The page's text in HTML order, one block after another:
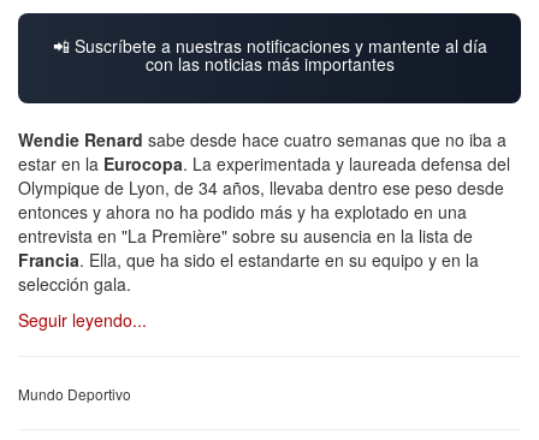
📲 Suscríbete a nuestras notificaciones y mantente al día
con las noticias más importantes
Wendie Renard sabe desde hace cuatro semanas que no iba a
estar en la Eurocopa. La experimentada y laureada defensa del
Olympique de Lyon, de 34 años, llevaba dentro ese peso desde
entonces y ahora no ha podido más y ha explotado en una
entrevista en "La Première" sobre su ausencia en la lista de
Francia. Ella, que ha sido el estandarte en su equipo y en la
selección gala.
Seguir leyendo...
Mundo Deportivo